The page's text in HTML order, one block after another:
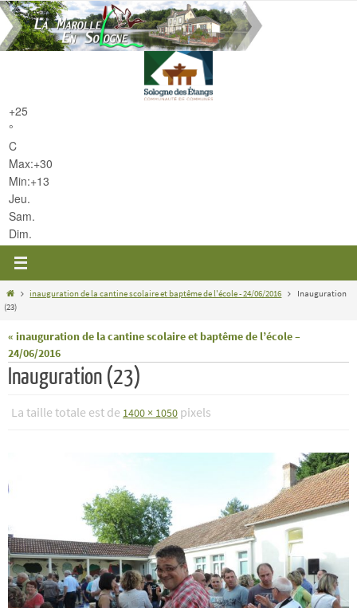
Passer
vers
le
+25
°
C
Max:+30
Min:+13
Jeu.
Sam.
Dim.
Homeinauguration de la cantine scolaire et baptême de l'école - 24/06/2016
Inauguration
(23)
« inauguration de la cantine scolaire et baptême de l’école –
24/06/2016
Inauguration (23)
La taille totale est de 1400 × 1050 pixels